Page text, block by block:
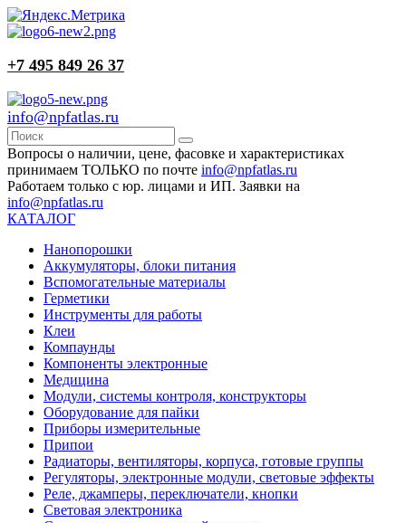
+7 495 849 26 37
info@npfatlas.ru
Вопросы о наличии, цене, фасовке и характеристиках
принимаем ТОЛЬКО по почте info@npfatlas.ru
Работаем только с юр. лицами и ИП. Заявки на
info@npfatlas.ru
КАТАЛОГ
Нанопорошки
Аккумуляторы, блоки питания
Вспомогательные материалы
Герметики
Инструменты для работы
Клеи
Компаунды
Компоненты электронные
Медицина
Модули, системы контроля, конструкторы
Оборудование для пайки
Приборы измерительные
Припои
Радиаторы, вентиляторы, корпуса, готовые группы
Регуляторы, электронные модули, световые эффекты
Реле, джамперы, переключатели, кнопки
Световая электроника